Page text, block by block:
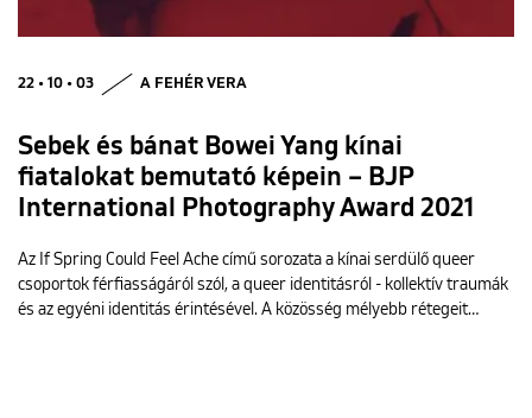
22 • 10 • 03 A FEHÉR VERA
Sebek és bánat Bowei Yang kínai
fiatalokat bemutató képein – BJP
International Photography Award 2021
Az If Spring Could Feel Ache című sorozata a kínai serdülő queer
csoportok férfiasságáról szól, a queer identitásról - kollektív traumák
és az egyéni identitás érintésével. A közösség mélyebb rétegeit…